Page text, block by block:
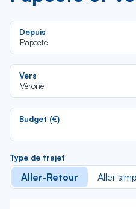
Depuis
Papeete
Vers
Vérone
Budget (€)
Type de trajet
Aller-Retour Aller